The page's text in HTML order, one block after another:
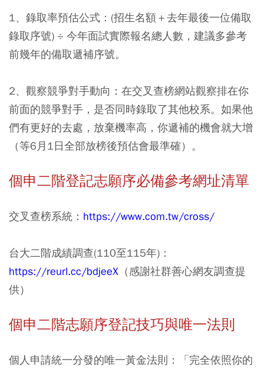
1、錄取率預估公式： (招生名額＋去年最後一位備取
錄取序號) ÷ 今年面試實際報名總人數，建議多參考
前幾年的備取遞補序號。
2、觀察競爭對手動向： 在交叉查榜網站觀察排在你
前面的競爭對手，是否同時錄取了其他校系。如果他
們有更好的去處，放棄機率高，你遞補的機會就大增
（等6月1日全部放榜後預估會最準確）。
個申二階登記志願序必備參考網址清單
交叉查榜系統： https://www.com.tw/cross/
台大二階成績調查(110至115年)：
https://reurl.cc/bdjeeX （感謝社群善心網友調查提
供）
個申二階志願序登記技巧與唯一法則
個人申請統一分發的唯一黃金法則：「完全依照你的